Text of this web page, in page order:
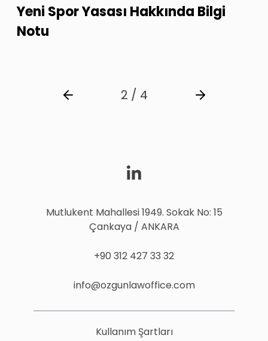
Yeni Spor Yasası Hakkında Bilgi
Notu
2 / 4
Mutlukent Mahallesi 1949. Sokak No: 15
Çankaya / ANKARA
+90 312 427 33 32
info@ozgunlawoffice.com
Kullanım Şartları